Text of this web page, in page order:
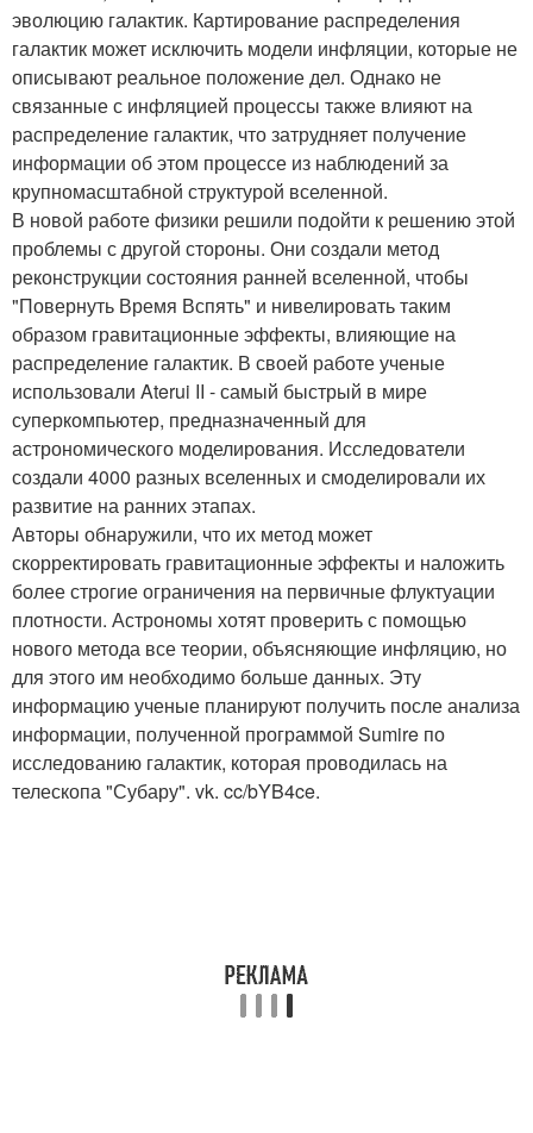
эволюцию галактик. Картирование распределения
галактик может исключить модели инфляции, которые не
описывают реальное положение дел. Однако не
связанные с инфляцией процессы также влияют на
распределение галактик, что затрудняет получение
информации об этом процессе из наблюдений за
крупномасштабной структурой вселенной.
В новой работе физики решили подойти к решению этой
проблемы с другой стороны. Они создали метод
реконструкции состояния ранней вселенной, чтобы
"Повернуть Время Вспять" и нивелировать таким
образом гравитационные эффекты, влияющие на
распределение галактик. В своей работе ученые
использовали Aterui II - самый быстрый в мире
суперкомпьютер, предназначенный для
астрономического моделирования. Исследователи
создали 4000 разных вселенных и смоделировали их
развитие на ранних этапах.
Авторы обнаружили, что их метод может
скорректировать гравитационные эффекты и наложить
более строгие ограничения на первичные флуктуации
плотности. Астрономы хотят проверить с помощью
нового метода все теории, объясняющие инфляцию, но
для этого им необходимо больше данных. Эту
информацию ученые планируют получить после анализа
информации, полученной программой Sumire по
исследованию галактик, которая проводилась на
телескопа "Субару". vk. cc/bYB4ce.